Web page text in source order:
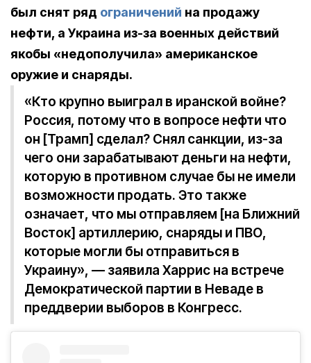
был снят ряд ограничений на продажу
нефти, а Украина из-за военных действий
якобы «недополучила» американское
оружие и снаряды.
«Кто крупно выиграл в иранской войне?
Россия, потому что в вопросе нефти что
он [Трамп] сделал? Снял санкции, из-за
чего они зарабатывают деньги на нефти,
которую в противном случае бы не имели
возможности продать. Это также
означает, что мы отправляем [на Ближний
Восток] артиллерию, снаряды и ПВО,
которые могли бы отправиться в
Украину», — заявила Харрис на встрече
Демократической партии в Неваде в
преддверии выборов в Конгресс.